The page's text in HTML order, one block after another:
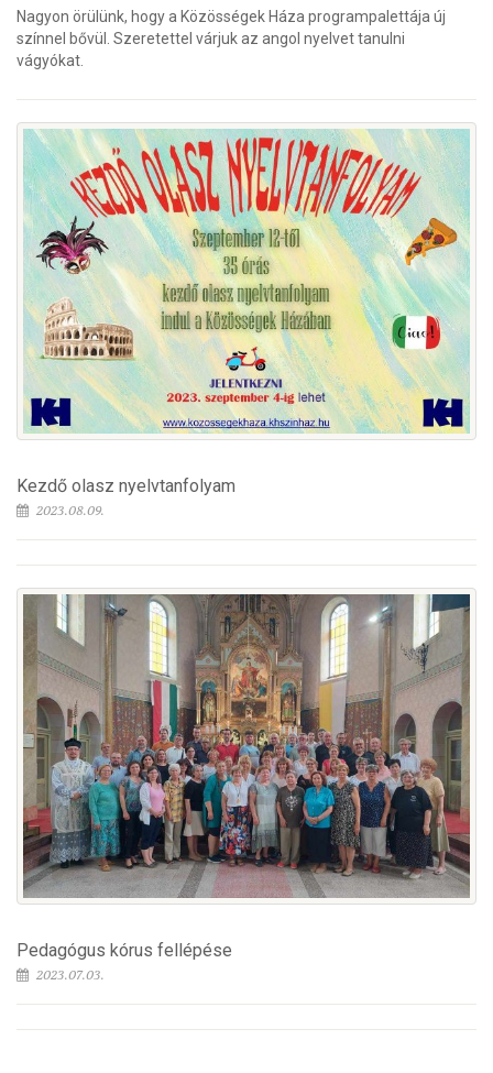
Nagyon örülünk, hogy a Közösségek Háza programpalettája új
színnel bővül. Szeretettel várjuk az angol nyelvet tanulni
vágyókat.
Kezdő olasz nyelvtanfolyam
2023.08.09.
Pedagógus kórus fellépése
2023.07.03.